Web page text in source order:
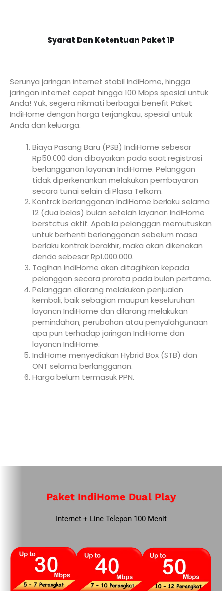
Syarat Dan Ketentuan Paket 1P
Serunya jaringan internet stabil IndiHome, hingga
jaringan internet cepat hingga 100 Mbps spesial untuk
Anda! Yuk, segera nikmati berbagai benefit Paket
IndiHome dengan harga terjangkau, spesial untuk
Anda dan keluarga.
Biaya Pasang Baru (PSB) IndiHome sebesar
Rp50.000 dan dibayarkan pada saat registrasi
berlangganan layanan IndiHome. Pelanggan
tidak diperkenankan melakukan pembayaran
secara tunai selain di Plasa Telkom.
Kontrak berlangganan IndiHome berlaku selama
12 (dua belas) bulan setelah layanan IndiHome
berstatus aktif. Apabila pelanggan memutuskan
untuk berhenti berlangganan sebelum masa
berlaku kontrak berakhir, maka akan dikenakan
denda sebesar Rp1.000.000.
Tagihan IndiHome akan ditagihkan kepada
pelanggan secara prorata pada bulan pertama.
Pelanggan dilarang melakukan penjualan
kembali, baik sebagian maupun keseluruhan
layanan IndiHome dan dilarang melakukan
pemindahan, perubahan atau penyalahgunaan
apa pun terhadap jaringan IndiHome dan
layanan IndiHome.
IndiHome menyediakan Hybrid Box (STB) dan
ONT selama berlangganan.
Harga belum termasuk PPN.
Paket IndiHome Dual Play
Internet + Line Telepon 100 Menit